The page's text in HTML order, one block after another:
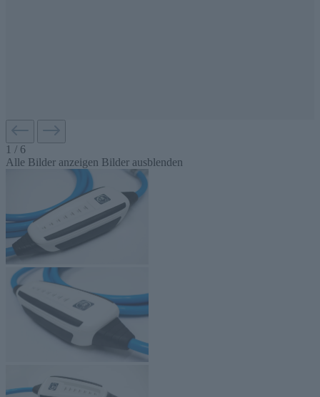
1 / 6
Alle Bilder anzeigen Bilder ausblenden